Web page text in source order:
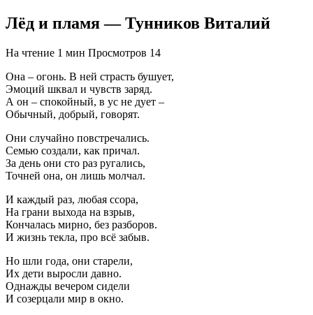
Лёд и пламя — Тунников Виталий
На чтение 1 мин Просмотров 14
Она – огонь. В ней страсть бушует,
Эмоций шквал и чувств заряд.
А он – спокойный, в ус не дует –
Обычный, добрый, говорят.
Они случайно повстречались.
Семью создали, как причал.
За день они сто раз ругались,
Точней она, он лишь молчал.
И каждый раз, любая ссора,
На грани выхода на взрыв,
Кончалась мирно, без разборов.
И жизнь текла, про всё забыв.
Но шли года, они старели,
Их дети выросли давно.
Однажды вечером сидели
И созерцали мир в окно.